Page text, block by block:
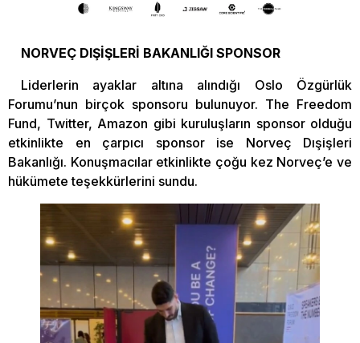
NORVEÇ DIŞİŞLERİ BAKANLIĞI SPONSOR
Liderlerin ayaklar altına alındığı Oslo Özgürlük
Forumu’nun birçok sponsoru bulunuyor. The Freedom
Fund, Twitter, Amazon gibi kuruluşların sponsor olduğu
etkinlikte en çarpıcı sponsor ise Norveç Dışişleri
Bakanlığı. Konuşmacılar etkinlikte çoğu kez Norveç’e ve
hükümete teşekkürlerini sundu.